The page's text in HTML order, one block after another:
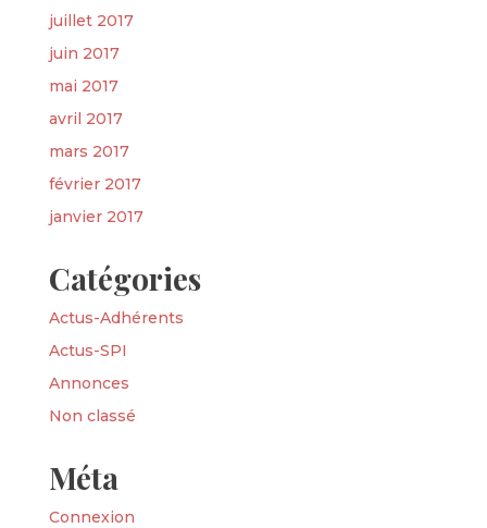
juillet 2017
juin 2017
mai 2017
avril 2017
mars 2017
février 2017
janvier 2017
Catégories
Actus-Adhérents
Actus-SPI
Annonces
Non classé
Méta
Connexion